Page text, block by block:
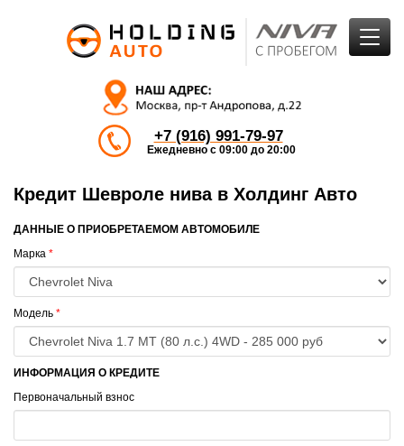
+7 (916) 991-79-97
Ежедневно с 09:00 до 20:00
Кредит Шевроле нива в Холдинг Авто
ДАННЫЕ О ПРИОБРЕТАЕМОМ АВТОМОБИЛЕ
Марка *
Модель *
ИНФОРМАЦИЯ О КРЕДИТЕ
Первоначальный взнос